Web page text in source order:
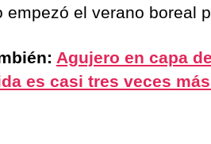
empezó el verano boreal
Agujero en capa
es casi tres veces